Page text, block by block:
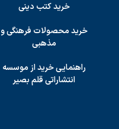
خرید کتب دینی
خرید محصولات فرهنگی و
مذهبی
راهنمایی خرید از موسسه
انتشاراتی قلم بصیر